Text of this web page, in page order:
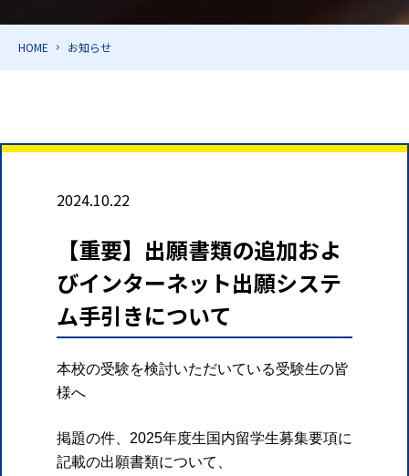
HOME お知らせ
2024.10.22
【重要】出願書類の追加およ
びインターネット出願システ
ム手引きについて
本校の受験を検討いただいている受験生の皆
様へ
掲題の件、2025年度生国内留学生募集要項に
記載の出願書類について、